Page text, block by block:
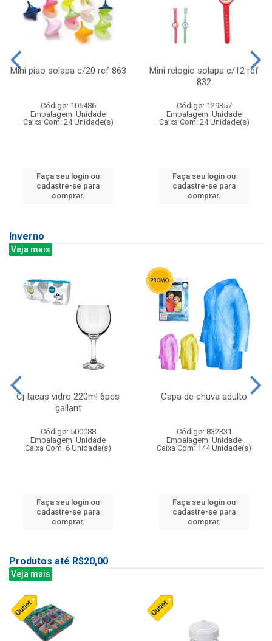
Mini piao solapa c/20 ref 863
Código: 106486
Embalagem: Unidade
Caixa Com: 24 Unidade(s)
Faça seu login ou
cadastre-se para
comprar.
Mini relogio solapa c/12 ref
832
Código: 129357
Embalagem: Unidade
Caixa Com: 24 Unidade(s)
Faça seu login ou
cadastre-se para
comprar.
Inverno
Veja mais
Cj tacas vidro 220ml 6pcs
gallant
Código: 500088
Embalagem: Unidade
Caixa Com: 6 Unidade(s)
Faça seu login ou
cadastre-se para
comprar.
Capa de chuva adulto
Código: 832331
Embalagem: Unidade
Caixa Com: 144 Unidade(s)
Faça seu login ou
cadastre-se para
comprar.
Produtos até R$20,00
Veja mais